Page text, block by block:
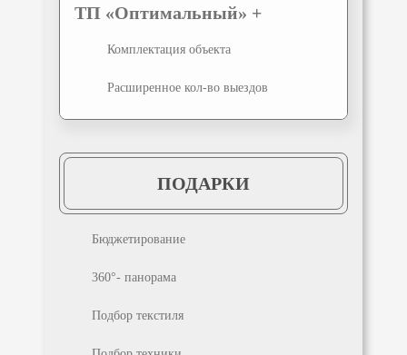
ТП «Оптимальный» +
Комплектация объекта
Расширенное кол-во выездов
ПОДАРКИ
Бюджетирование
360°- панорама
Подбор текстиля